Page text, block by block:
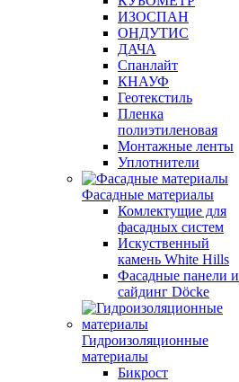
ИЗОСПАН
ОНДУТИС
ДАЧА
Спанлайт
КНАУФ
Геотекстиль
Пленка
полиэтиленовая
Монтажные ленты
Уплотнители
Фасадные материалы
Комлектущие для
фасадных систем
Искуственный
камень White Hills
Фасадные панели и
сайдинг Döcke
Гидроизоляционные
материалы
Бикрост